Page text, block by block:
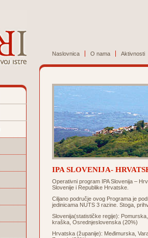
Naslovnica O nama Aktivnosti
IPA SLOVENIJA-
Operativni program IPA Slovenija –
Slovenije i Republike Hrvatske.
Ciljano područje ovog Programa je
jedinicama NUTS 3 razine. Stoga,
Slovenija(statističke regije):
kraška, Osrednjeslovenska (20%)
Hrvatska (županije): Međimurska,